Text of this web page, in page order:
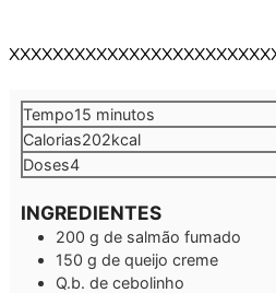
Tempo15 minutos
minutos
Calorias202kcal
Doses4
INGREDIENTES
200 g de salmão fumado
150 g de queijo creme
Q.b. de cebolinho